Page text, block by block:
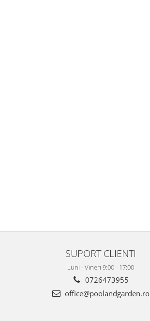
SUPORT CLIENTI
Luni - Vineri 9:00 - 17:00
0726473955
office@poolandgarden.ro